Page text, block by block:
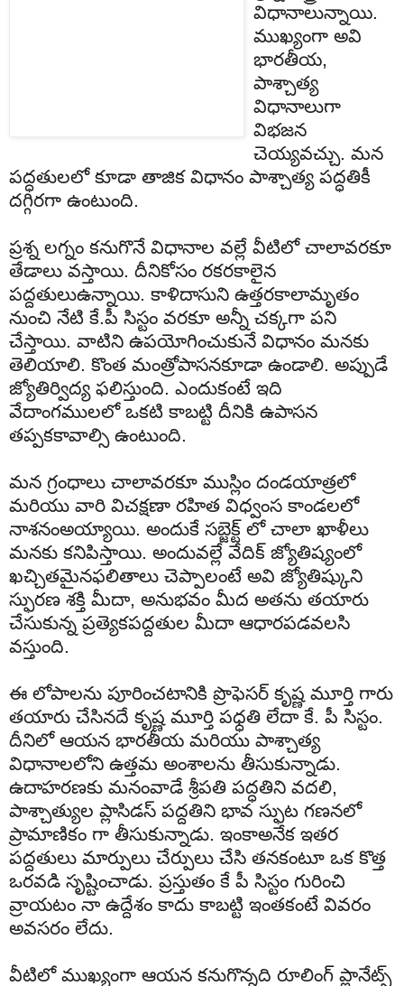
విధానాలున్నాయి.
ముఖ్యంగా అవి
భారతీయ,
పాశ్చాత్య
విధానాలుగా
విభజన
చెయ్యవచ్చు. మన
పద్ధతులలో కూడా తాజిక విధానం పాశ్చాత్య పద్ధతికీ
దగ్గిరగా ఉంటుంది.
ప్రశ్న లగ్నం కనుగొనే విధానాల వల్లే వీటిలో చాలావరకూ
తేడాలు వస్తాయి. దీనికోసం రకరకాలైన
పద్దతులుఉన్నాయి. కాళిదాసుని ఉత్తరకాలామృతం
నుంచి నేటి కే.పీ సిస్టం వరకూ అన్నీ చక్కగా పని
చేస్తాయి. వాటిని ఉపయోగించుకునే విధానం మనకు
తెలియాలి. కొంత మంత్రోపాసనకూడా ఉండాలి. అప్పుడే
జ్యోతిర్విద్య ఫలిస్తుంది. ఎందుకంటే ఇది
వేదాంగములలో ఒకటి కాబట్టి దీనికి ఉపాసన
తప్పకకావాల్సి ఉంటుంది.
మన గ్రంధాలు చాలావరకూ ముస్లిం దండయాత్రలో
మరియు వారి విచక్షణా రహిత విధ్వంస కాండలలో
నాశనంఅయ్యాయి. అందుకే సబ్జెక్ట్ లో చాలా ఖాళీలు
మనకు కనిపిస్తాయి. అందువల్లే వేదిక్ జ్యోతిష్యంలో
ఖచ్చితమైనఫలితాలు చెప్పాలంటే అవి జ్యోతిష్కుని
స్ఫురణ శక్తి మీదా, అనుభవం మీద అతను తయారు
చేసుకున్న ప్రత్యెకపద్దతుల మీదా ఆధారపడవలసి
వస్తుంది.
ఈ లోపాలను పూరించటానికి ప్రొఫెసర్ కృష్ణ మూర్తి గారు
తయారు చేసినదే కృష్ణ మూర్తి పధ్ధతి లేదా కే. పీ సిస్టం.
దీనిలో ఆయన భారతీయ మరియు పాశ్చాత్య
విధానాలలోని ఉత్తమ అంశాలను తీసుకున్నాడు.
ఉదాహరణకు మనంవాడే శ్రీపతి పద్ధతిని వదలి,
పాశ్చాత్యుల ప్లాసిడస్ పద్దతిని భావ స్ఫుట గణనలో
ప్రామాణికం గా తీసుకున్నాడు. ఇంకాఅనేక ఇతర
పద్దతులు మార్పులు చేర్పులు చేసి తనకంటూ ఒక కొత్త
ఒరవడి సృష్టించాడు. ప్రస్తుతం కే పీ సిస్టం గురించి
వ్రాయటం నా ఉద్దేశం కాదు కాబట్టి ఇంతకంటే వివరం
అవసరం లేదు.
వీటిలో ముఖ్యంగా ఆయన కనుగొన్నది రూలింగ్ ప్లానేట్స్